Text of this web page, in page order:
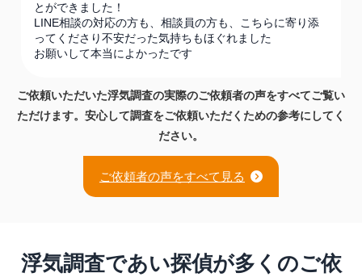
とができました！
LINE相談の対応の方も、相談員の方も、こちらに寄り添
ってくださり不安だった気持ちもほぐれました
お願いして本当によかったです
ご依頼いただいた浮気調査の実際のご依頼者の声をすべてご覧い
ただけます。 安心して調査をご依頼いただくための参考にしてく
ださい。
ご依頼者の声をすべて見る
浮気調査であい探偵が多くのご依